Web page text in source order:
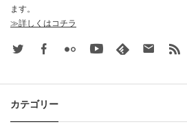
ます。
≫詳しくはコチラ
Twitter FacebookFlickr Youtube feedly Contact
カテゴリー